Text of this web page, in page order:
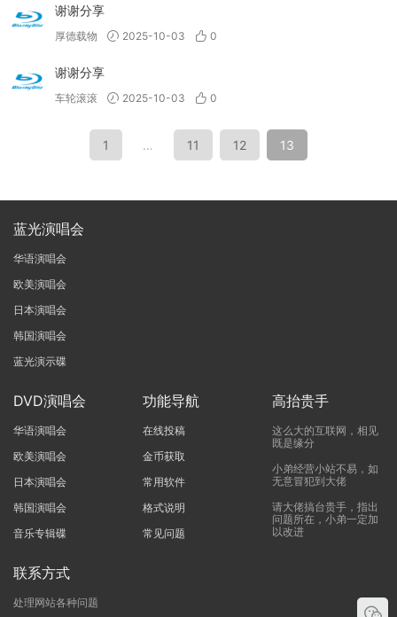
谢谢分享
厚德载物 2025-10-03 0
谢谢分享
车轮滚滚 2025-10-03 0
1 … 11 12 13
蓝光演唱会
华语演唱会
欧美演唱会
日本演唱会
韩国演唱会
蓝光演示碟
DVD演唱会
华语演唱会
欧美演唱会
日本演唱会
韩国演唱会
音乐专辑碟
功能导航
在线投稿
金币获取
常用软件
格式说明
常见问题
高抬贵手
这么大的互联网，相见
既是缘分
小弟经营小站不易，如
无意冒犯到大佬
请大佬搞台贵手，指出
问题所在，小弟一定加
以改进
联系方式
处理网站各种问题